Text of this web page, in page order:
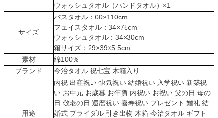
ウォッシュタオル（ハンドタオル）×1
サイズ
バスタオル：60×110cm
フェイスタオル：34×75cm
ウォッシュタオル：34×30cm
箱サイズ：29×39×5.5cm
素材
綿100％
ブランド
今治タオル 祝七宝 木箱入り
用途
内祝 出産祝い 快気祝い 結婚祝い 入学祝い 新築祝
い お中元 お歳暮 お年賀 内祝い お祝い 父の日 母の
日 敬老の日 還暦祝い 喜寿祝い プレゼント 婚礼 結
婚式 ブライダル 引き出物 木箱 今治タオル ギフト